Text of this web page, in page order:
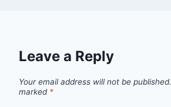
Leave a Reply
Your email address will not be published.
marked *